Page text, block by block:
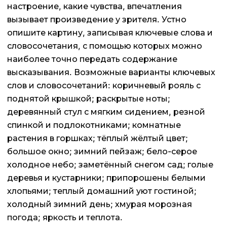
настроение, какие чувства, впечатления
вызывает произведение у зрителя. Устно
опишите картину, записывая ключевые слова и
словосочетания, с помощью которых можно
наиболее точно передать содержание
высказывания. Возможные варианты ключевых
слов и словосочетаний: коричневый рояль с
поднятой крышкой; раскрытые ноты;
деревянный стул с мягким сидением, резной
спинкой и подлокотниками; комнатные
растения в горшках; тёплый жёлтый цвет;
большое окно; зимний пейзаж; бело-серое
холодное небо; заметённый снегом сад; голые
деревья и кустарники; припорошены белыми
хлопьями; теплый домашний уют гостиной;
холодный зимний день; хмурая морозная
погода; яркость и теплота.